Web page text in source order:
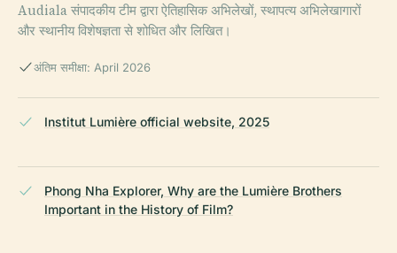
Audiala संपादकीय टीम द्वारा ऐतिहासिक अभिलेखों, स्थापत्य अभिलेखागारों
और स्थानीय विशेषज्ञता से शोधित और लिखित।
अंतिम समीक्षा: April 2026
Institut Lumière official website, 2025
Phong Nha Explorer, Why are the Lumière Brothers
Important in the History of Film?